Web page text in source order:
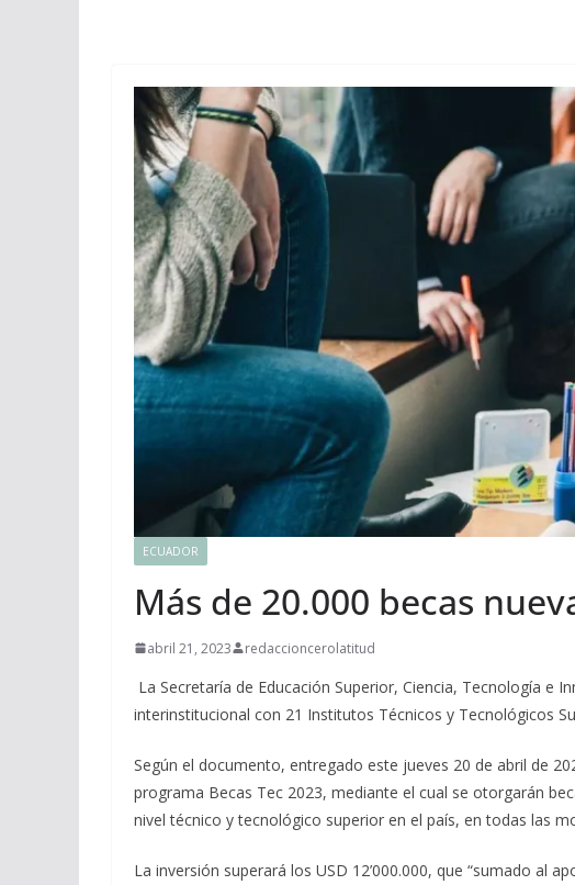
ECUADOR
Más de 20.000 becas
abril 21, 2023 redaccioncerolatitud
La Secretaría de Educación Superior, Ciencia, Tecnología e
interinstitucional con 21 Institutos Técnicos y Tecnológicos
Según el documento, entregado este jueves 20 de abril de
programa Becas Tec 2023, mediante el cual se otorgarán
nivel técnico y tecnológico superior en el país, en todas las
La inversión superará los USD 12’000.000, que “sumado al